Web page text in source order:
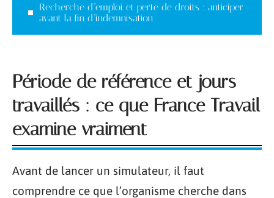
Recherche d’emploi et perte de droits : anticiper
avant la fin d’indemnisation
Période de référence et jours
travaillés : ce que France Travail
examine vraiment
Avant de lancer un simulateur, il faut
comprendre ce que l’organisme cherche dans